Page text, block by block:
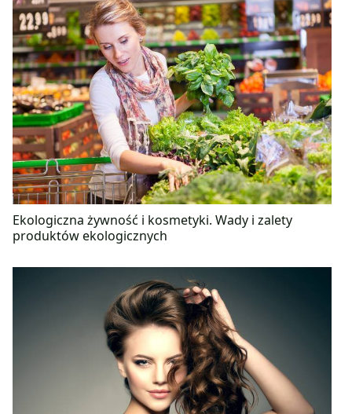
Ekologiczna żywność i kosmetyki. Wady i zalety
produktów ekologicznych